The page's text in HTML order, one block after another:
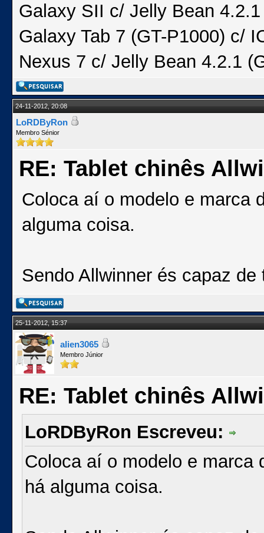
Galaxy SII c/ Jelly Bean
Galaxy Tab 7 (GT-P1000) c/
Nexus 7 c/ Jelly Bean 4.2.1
24-11-2012, 20:08
LoRDByRon
Membro Sénior
RE: Tablet chinês
Coloca aí o modelo e marca
alguma coisa.
Sendo Allwinner és capaz
25-11-2012, 15:37
alien3065
Membro Júnior
RE: Tablet chinês
LoRDByRon Escreveu:
Coloca aí o modelo e marca
há alguma coisa.